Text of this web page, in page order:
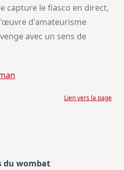
capture le fiasco en direct,
d'amateurisme
avec un sens de
Lien vers la page
du wombat